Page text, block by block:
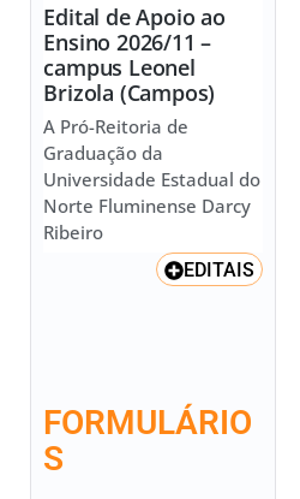
Edital de Apoio ao
Ensino 2026/11 –
campus Leonel
Brizola (Campos)
A Pró-Reitoria de
Graduação da
Universidade Estadual do
Norte Fluminense Darcy
Ribeiro
EDITAIS
FORMULÁRIO
S